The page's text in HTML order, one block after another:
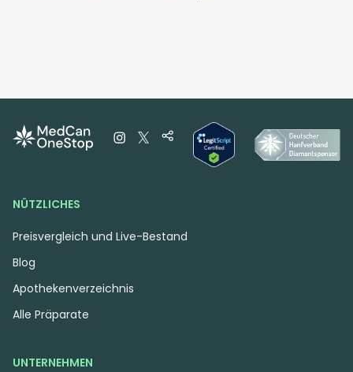
NÜTZLICHES
Preisvergleich und Live-Bestand
Blog
Apothekenverzeichnis
Alle Präparate
UNTERNEHMEN